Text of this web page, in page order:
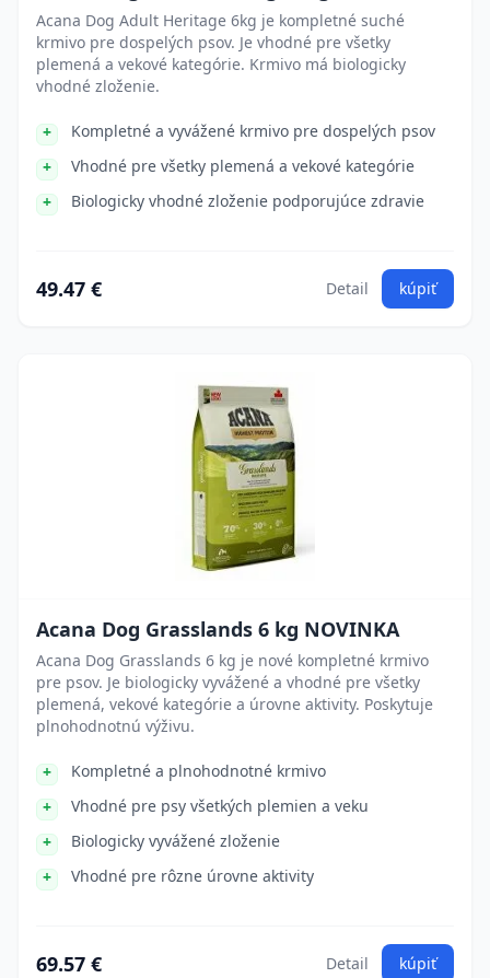
Acana Dog Adult Heritage 6kg je kompletné suché
krmivo pre dospelých psov. Je vhodné pre všetky
plemená a vekové kategórie. Krmivo má biologicky
vhodné zloženie.
Kompletné a vyvážené krmivo pre dospelých psov
Vhodné pre všetky plemená a vekové kategórie
Biologicky vhodné zloženie podporujúce zdravie
49.47 € Detail kúpiť
Acana Dog Grasslands 6 kg NOVINKA
Acana Dog Grasslands 6 kg je nové kompletné krmivo
pre psov. Je biologicky vyvážené a vhodné pre všetky
plemená, vekové kategórie a úrovne aktivity. Poskytuje
plnohodnotnú výživu.
Kompletné a plnohodnotné krmivo
Vhodné pre psy všetkých plemien a veku
Biologicky vyvážené zloženie
Vhodné pre rôzne úrovne aktivity
69.57 € Detail kúpiť